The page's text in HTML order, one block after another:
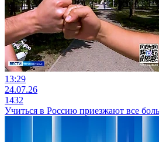
13:29
24.07.26
1432
Учиться в Россию приезжают все